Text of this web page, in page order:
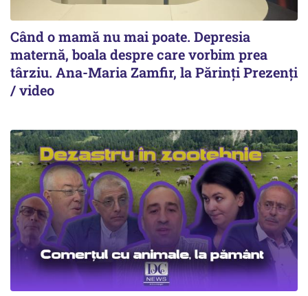
Când o mamă nu mai poate. Depresia
maternă, boala despre care vorbim prea
târziu. Ana-Maria Zamfir, la Părinți Prezenți
/ video